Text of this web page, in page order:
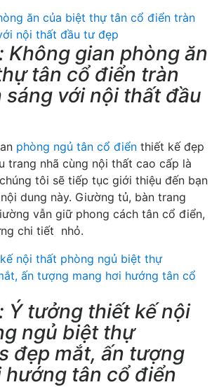
Không gian phòng ăn
tân cổ điển tràn
sáng với nội thất đầu
phòng ngủ tân cổ điển thiết kế đẹp
trang nhã cùng nội thất cao cấp là
tôi sẽ tiếp tục giới thiệu đến bạn
dung này. Giường tủ, bàn trang
vẫn giữ phong cách tân cổ điển,
chi tiết nhỏ.
Ý tưởng thiết kế nội
ngủ biệt thự
đẹp mắt, ấn tượng
hướng tân cổ điển